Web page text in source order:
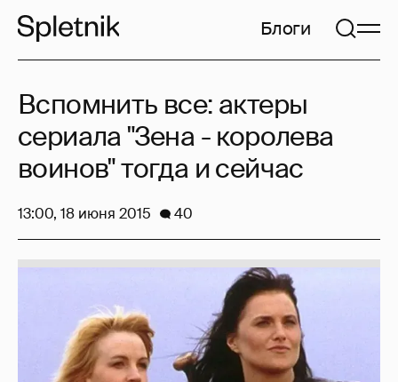
Блоги
Вспомнить все: актеры
сериала "Зена - королева
воинов" тогда и сейчас
13:00, 18 июня 2015 40